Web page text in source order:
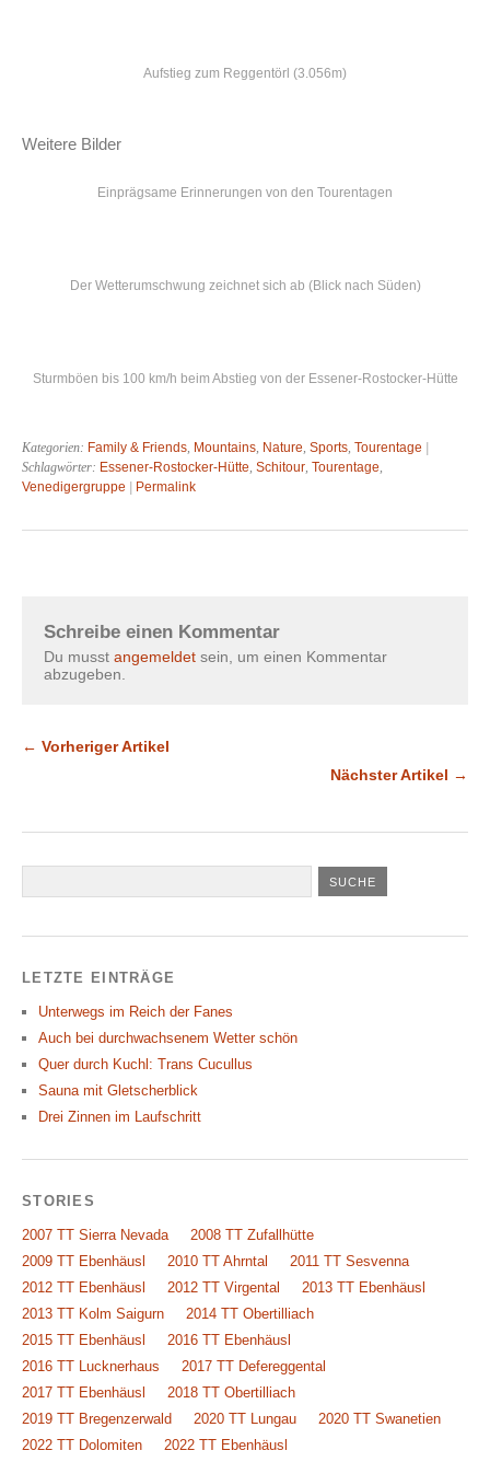
Aufstieg zum Reggentörl (3.056m)
Weitere Bilder
Einprägsame Erinnerungen von den Tourentagen
Der Wetterumschwung zeichnet sich ab (Blick nach Süden)
Sturmböen bis 100 km/h beim Abstieg von der Essener-Rostocker-Hütte
Kategorien: Family & Friends, Mountains, Nature, Sports, Tourentage
Schlagwörter: Essener-Rostocker-Hütte, Schitour, Tourentage,
Venedigergruppe
Permalink
Schreibe einen Kommentar
Du musst angemeldet sein, um einen Kommentar
abzugeben.
← Vorheriger Artikel
Nächster Artikel →
LETZTE EINTRÄGE
Unterwegs im Reich der Fanes
Auch bei durchwachsenem Wetter schön
Quer durch Kuchl: Trans Cucullus
Sauna mit Gletscherblick
Drei Zinnen im Laufschritt
STORIES
2007 TT Sierra Nevada
2008 TT Zufallhütte
2009 TT Ebenhäusl
2010 TT Ahrntal
2011 TT Sesvenna
2012 TT Ebenhäusl
2012 TT Virgental
2013 TT Ebenhäusl
2013 TT Kolm Saigurn
2014 TT Obertilliach
2015 TT Ebenhäusl
2016 TT Ebenhäusl
2016 TT Lucknerhaus
2017 TT Defereggental
2017 TT Ebenhäusl
2018 TT Obertilliach
2019 TT Bregenzerwald
2020 TT Lungau
2020 TT Swanetien
2022 TT Dolomiten
2022 TT Ebenhäusl